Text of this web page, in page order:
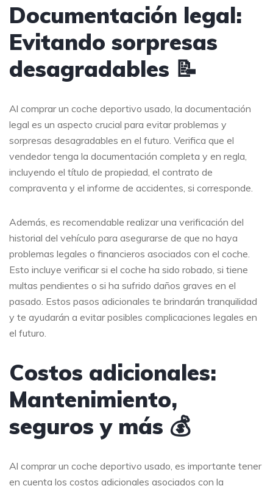
Documentación legal:
Evitando sorpresas
desagradables 📝
Al comprar un coche deportivo usado, la documentación
legal es un aspecto crucial para evitar problemas y
sorpresas desagradables en el futuro. Verifica que el
vendedor tenga la documentación completa y en regla,
incluyendo el título de propiedad, el contrato de
compraventa y el informe de accidentes, si corresponde.
Además, es recomendable realizar una verificación del
historial del vehículo para asegurarse de que no haya
problemas legales o financieros asociados con el coche.
Esto incluye verificar si el coche ha sido robado, si tiene
multas pendientes o si ha sufrido daños graves en el
pasado. Estos pasos adicionales te brindarán tranquilidad
y te ayudarán a evitar posibles complicaciones legales en
el futuro.
Costos adicionales:
Mantenimiento,
seguros y más 💰
Al comprar un coche deportivo usado, es importante tener
en cuenta los costos adicionales asociados con la